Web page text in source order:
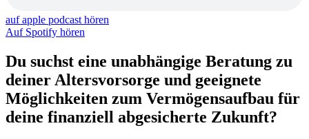
auf apple podcast hören
Auf Spotify hören
Du suchst eine unabhängige Beratung zu
deiner Altersvorsorge und geeignete
Möglichkeiten zum Vermögensaufbau für
deine finanziell abgesicherte Zukunft?